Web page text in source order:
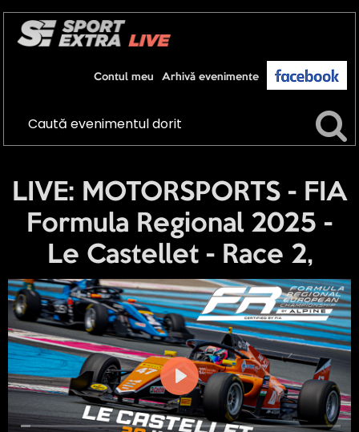
Arhivă evenimente
Contul meu
LIVE: MOTORSPORTS - FIA
Formula Regional 2025 -
Le Castellet - Race 2,